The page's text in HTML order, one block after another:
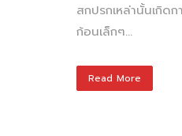
สกปรกเหล่านั้นเกิด
ก้อนเล็กๆ...
Read More